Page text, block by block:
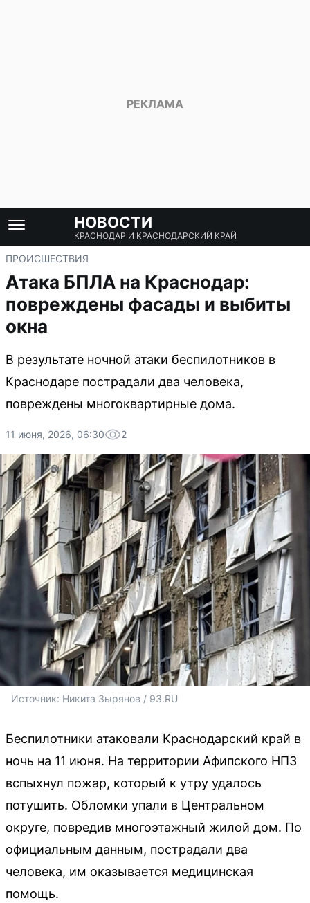
НОВОСТИ
КРАСНОДАР И КРАСНОДАРСКИЙ КРАЙ
ПРОИСШЕСТВИЯ
Атака БПЛА на Краснодар:
повреждены фасады и выбиты
окна
В результате ночной атаки беспилотников в
Краснодаре пострадали два человека,
повреждены многоквартирные дома.
11 июня, 2026, 06:30 2
Источник: Никита Зырянов / 93.RU
Беспилотники атаковали Краснодарский край в
ночь на 11 июня. На территории Афипского НПЗ
вспыхнул пожар, который к утру удалось
потушить. Обломки упали в Центральном
округе, повредив многоэтажный жилой дом. По
официальным данным, пострадали два
человека, им оказывается медицинская
помощь.